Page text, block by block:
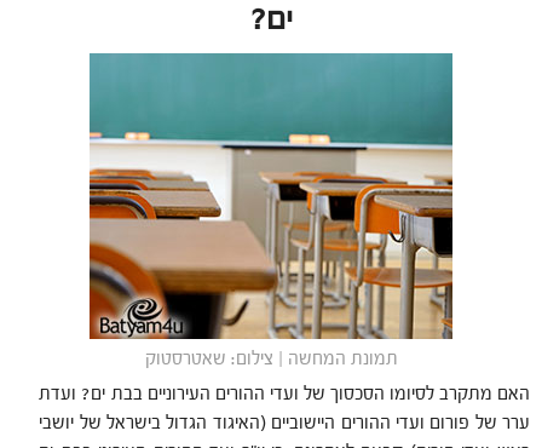
ים?
תמונת המחשה | צילום: שאטרסטוק
האם מתקרב לסיומו הסכסוך של ועדי ההורים העירוניים בבת ים? ועדת
ערר של פורום ועדי ההורים היישוביים (האיגוד הגדול בישראל של יושבי